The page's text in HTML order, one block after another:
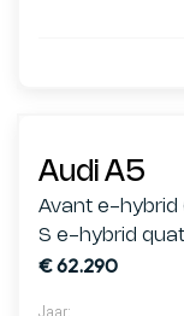
Audi A5
Avant e-hybrid
S e-hybrid
€ 62.290
Jaar: